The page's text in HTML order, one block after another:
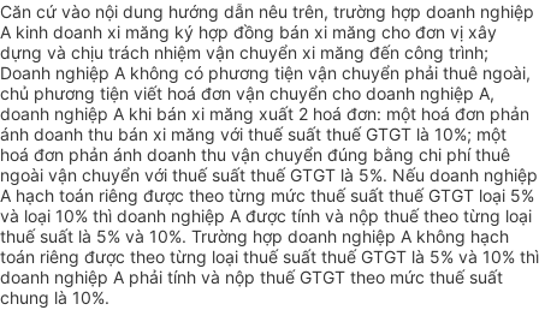
Căn cứ vào nội dung hướng dẫn nêu trên, trường hợp doanh nghiệp
A kinh doanh xi măng ký hợp đồng bán xi măng cho đơn vị xây
dựng và chịu trách nhiệm vận chuyển xi măng đến công trình;
Doanh nghiệp A không có phương tiện vận chuyển phải thuê ngoài,
chủ phương tiện viết hoá đơn vận chuyển cho doanh nghiệp A,
doanh nghiệp A khi bán xi măng xuất 2 hoá đơn: một hoá đơn phản
ánh doanh thu bán xi măng với thuế suất thuế GTGT là 10%; một
hoá đơn phản ánh doanh thu vận chuyển đúng bằng chi phí thuê
ngoài vận chuyển với thuế suất thuế GTGT là 5%. Nếu doanh nghiệp
A hạch toán riêng được theo từng mức thuế suất thuế GTGT loại 5%
và loại 10% thì doanh nghiệp A được tính và nộp thuế theo từng loại
thuế suất là 5% và 10%. Trường hợp doanh nghiệp A không hạch
toán riêng được theo từng loại thuế suất thuế GTGT là 5% và 10% thì
doanh nghiệp A phải tính và nộp thuế GTGT theo mức thuế suất
chung là 10%.